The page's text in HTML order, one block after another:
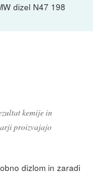
dizel N47 198
kemije in
proizvajajo
dizlom in zaradi